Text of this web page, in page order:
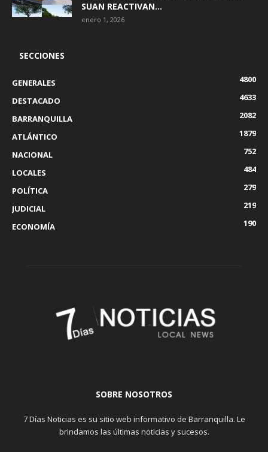
SUAN REACTIVAN...
enero 1, 2026
SECCIONES
GENERALES
4800
DESTACADO
4633
BARRANQUILLA
2082
ATLÁNTICO
1879
NACIONAL
752
LOCALES
484
POLÍTICA
279
JUDICIAL
219
ECONOMÍA
190
SOBRE NOSOTROS
7 Días Noticias es su sitio web informativo de Barranquilla. Le
brindamos las últimas noticias y sucesos.